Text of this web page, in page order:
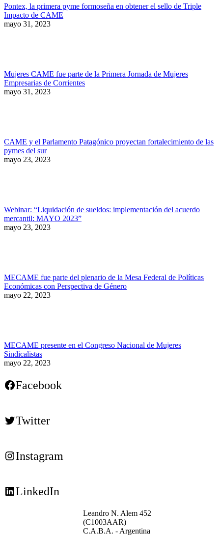
Pontex, la primera pyme formoseña en obtener el sello de Triple
Impacto de CAME
mayo 31, 2023
Mujeres CAME fue parte de la Primera Jornada de Mujeres
Empresarias de Corrientes
mayo 31, 2023
CAME y el Parlamento Patagónico proyectan fortalecimiento de las
pymes del sur
mayo 23, 2023
Webinar: “Liquidación de sueldos: implementación del acuerdo
mercantil: MAYO 2023”
mayo 23, 2023
MECAME fue parte del plenario de la Mesa Federal de Políticas
Económicas con Perspectiva de Género
mayo 22, 2023
MECAME presente en el Congreso Nacional de Mujeres
Sindicalistas
mayo 22, 2023
Facebook
Twitter
Instagram
LinkedIn
Leandro N. Alem 452
(C1003AAR)
C.A.B.A. - Argentina